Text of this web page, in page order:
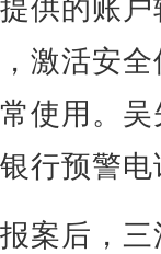
供的账
激活安
使用。
银行预警
后，三